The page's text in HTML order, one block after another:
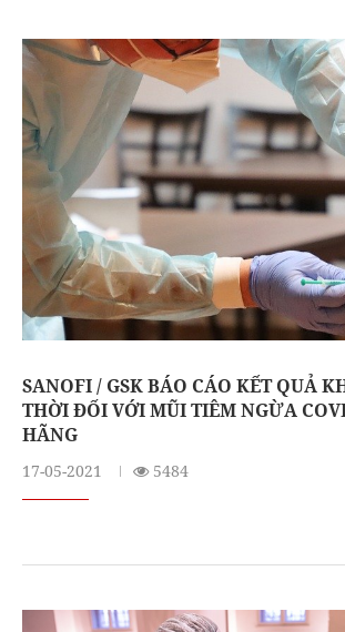
SANOFI / GSK BÁO CÁO KẾT QUẢ
THỜI ĐỐI VỚI MŨI TIÊM NGỪA
HÃNG
17-05-2021 5484